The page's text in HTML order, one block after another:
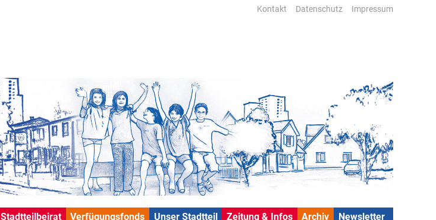
Kontakt Datenschutz Impressum
Stadtteilbeirat Verfügungsfonds Unser Stadtteil Zeitung & Infos Archiv Newsletter